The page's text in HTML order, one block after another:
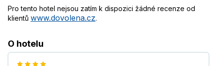
Pro tento hotel nejsou zatím k dispozici žádné recenze od
klientů www.dovolena.cz.
O hotelu